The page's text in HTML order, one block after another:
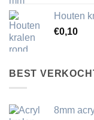
Houten
€0,10
BEST
8mm